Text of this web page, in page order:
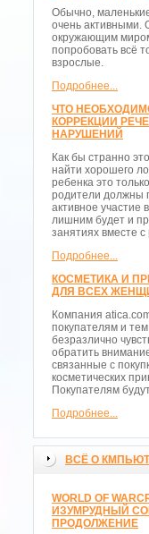
Обычно,
очень активными.
окружающим
попробовать всё
взрослые.
Подробнее...
ЧТО
КОРРЕКЦИИ
НАРУШЕНИЙ
Как бы странно
найти хорошего
ребенка это
родители должны
активное участие
лишним будет и
занятиях вместе
Подробнее...
КОСМЕТИКА И
ДЛЯ ВСЕХ
Компания
покупателям и
безразлично
обратить
связанные с
косметических
Покупателям
Подробнее...
ВСЁ О
WORLD OF
ИЗУМРУДНЫЙ
ПРОДОЛЖЕНИЕ